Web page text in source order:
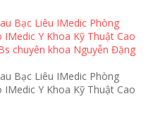
Bạc Liêu IMedic Phòng
Y Khoa Kỹ Thuật Cao
chuyên khoa Nguyễn Đặng
Bạc Liêu IMedic Phòng
Y Khoa Kỹ Thuật Cao